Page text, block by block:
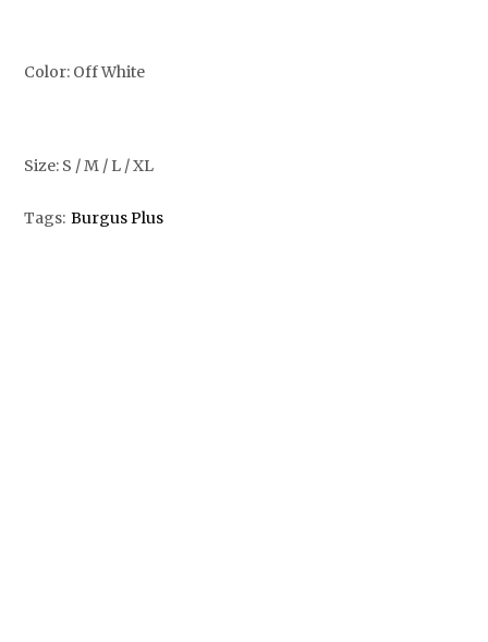
Color: Off White
Size: S / M / L / XL
Tags: Burgus Plus